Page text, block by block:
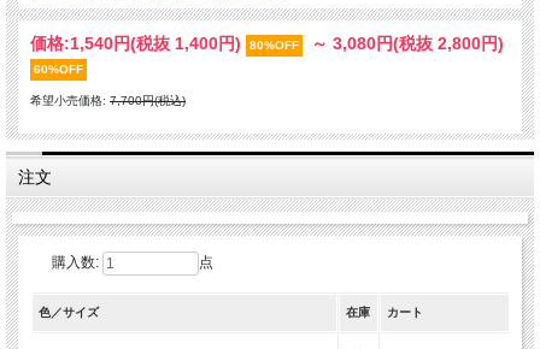
価格:1,540円(税抜 1,400円) 80%OFF ～ 3,080円(税抜 2,800円)
60%OFF
希望小売価格: 7,700円(税込)
注文
購入数: 点
色／サイズ 在庫 カート